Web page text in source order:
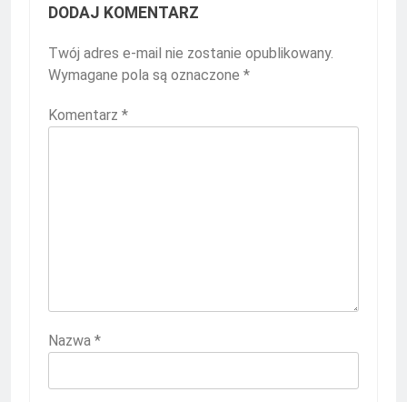
DODAJ KOMENTARZ
Twój adres e-mail nie zostanie opublikowany.
Wymagane pola są oznaczone *
Komentarz *
Nazwa *